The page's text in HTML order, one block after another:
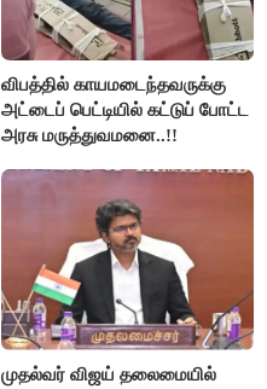
விபத்தில் காயமடைந்தவருக்கு
அட்டைப் பெட்டியில் கட்டுப் போட்ட
அரசு மருத்துவமனை..!!
முதல்வர் விஜய் தலைமையில்